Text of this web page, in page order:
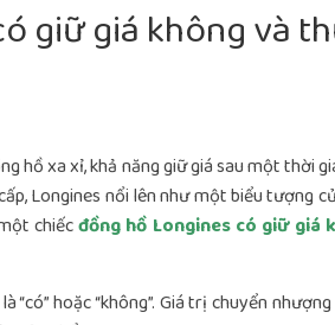
giữ giá không và
hồ xa xỉ, khả năng giữ giá sau một thời
Longines nổi lên như một biểu tượng
chiếcđồng hồ Longines có giữ giá
hoặc “không”. Giá trị chuyển